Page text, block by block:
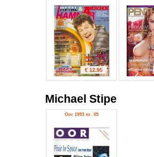
€ 12.95
Michael Stipe
Oor 1993 nr. 05